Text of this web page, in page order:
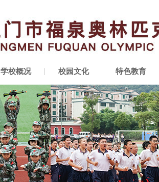
学校概况 校园文化 特色教育